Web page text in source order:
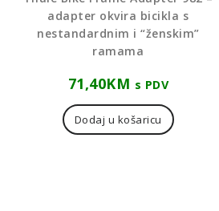
adapter okvira bicikla s
nestandardnim i “ženskim”
ramama
71,40KM s PDV
Dodaj u košaricu